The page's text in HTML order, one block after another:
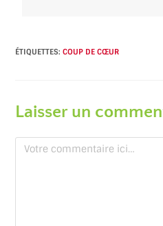
ÉTIQUETTES:COUP DE CŒUR
Laisser un